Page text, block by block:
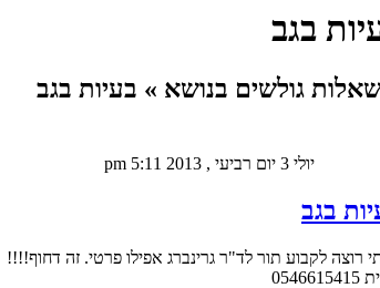
בגב
יולי 3 יום רביעי , 2013 5:11 pm
בגב
רוצה לקבוע תור לד"ר גרינברג אפילו פרטי. זה דחוף!!!!